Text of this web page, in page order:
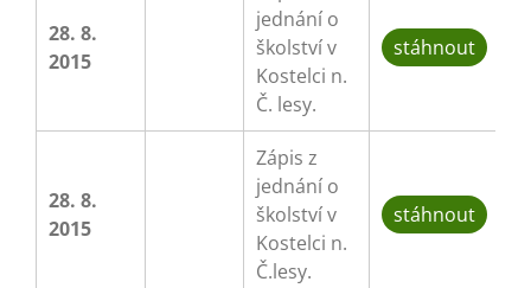
28. 8.
2015
jednání o
školství v
Kostelci n.
Č. lesy.
stáhnout
28. 8.
2015
Zápis z
jednání o
školství v
Kostelci n.
Č.lesy.
stáhnout